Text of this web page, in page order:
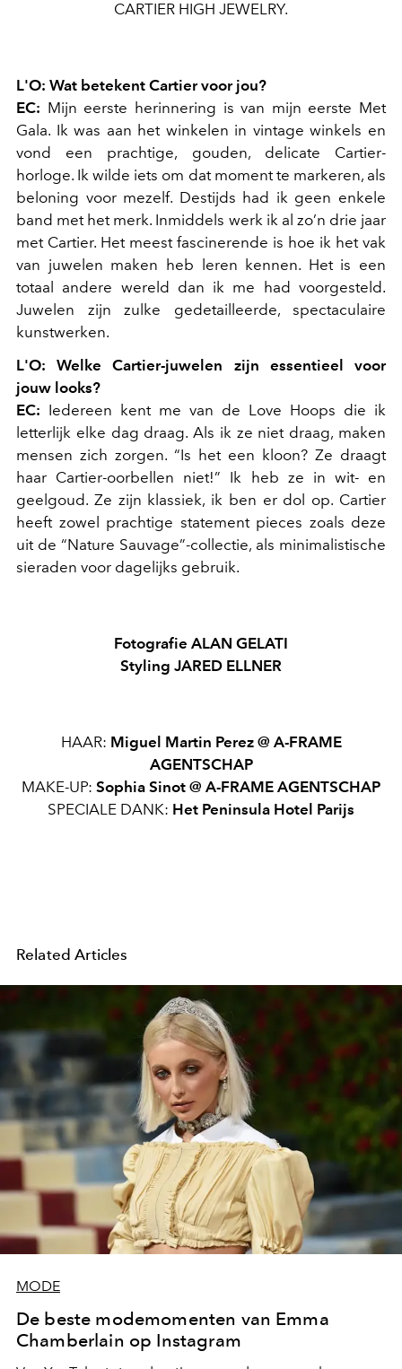
CARTIER HIGH JEWELRY.
L'O: Wat betekent Cartier voor jou?
EC: Mijn eerste herinnering is van mijn eerste Met
Gala. Ik was aan het winkelen in vintage winkels en
vond een prachtige, gouden, delicate Cartier-
horloge. Ik wilde iets om dat moment te markeren, als
beloning voor mezelf. Destijds had ik geen enkele
band met het merk. Inmiddels werk ik al zo’n drie jaar
met Cartier. Het meest fascinerende is hoe ik het vak
van juwelen maken heb leren kennen. Het is een
totaal andere wereld dan ik me had voorgesteld.
Juwelen zijn zulke gedetailleerde, spectaculaire
kunstwerken.
L'O: Welke Cartier-juwelen zijn essentieel voor
jouw looks?
EC: Iedereen kent me van de Love Hoops die ik
letterlijk elke dag draag. Als ik ze niet draag, maken
mensen zich zorgen. “Is het een kloon? Ze draagt
haar Cartier-oorbellen niet!” Ik heb ze in wit- en
geelgoud. Ze zijn klassiek, ik ben er dol op. Cartier
heeft zowel prachtige statement pieces zoals deze
uit de “Nature Sauvage”-collectie, als minimalistische
sieraden voor dagelijks gebruik.
Fotografie ALAN GELATI
Styling JARED ELLNER
HAAR: Miguel Martin Perez @ A-FRAME
AGENTSCHAP
MAKE-UP: Sophia Sinot @ A-FRAME AGENTSCHAP
SPECIALE DANK: Het Peninsula Hotel Parijs
Related Articles
MODE
De beste modemomenten van Emma
Chamberlain op Instagram